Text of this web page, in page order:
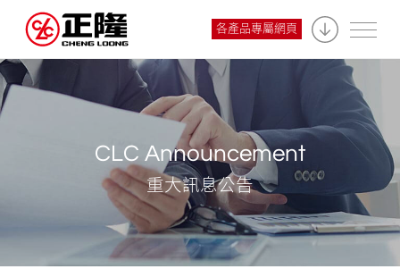
各產品專屬網頁
CLC Announcement
重大訊息公告